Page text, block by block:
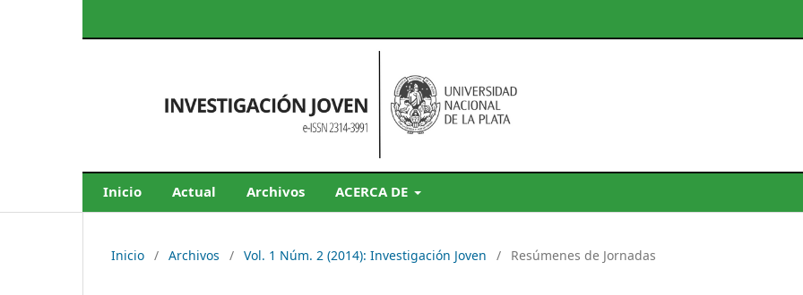
Inicio Actual Archivos ACERCA DE
Inicio / Archivos / Vol. 1 Núm. 2 (2014): Investigación Joven / Resúmenes de Jornadas